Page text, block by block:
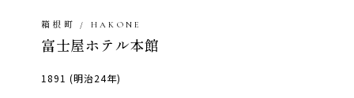
箱根町 / HAKONE
富士屋ホテル本館
1891 (明治24年)